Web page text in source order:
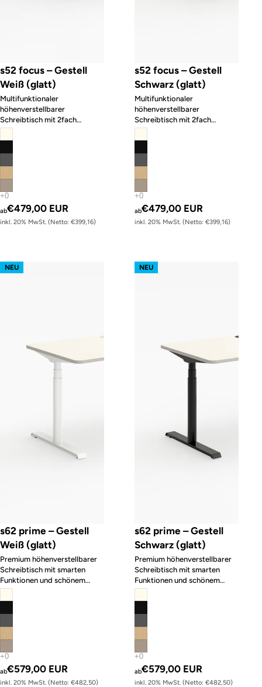
s52 focus – Gestell
Weiß (glatt)
Multifunktionaler
höhenverstellbarer
Schreibtisch mit 2fach
Memory-Funktion
ab€479,00 EUR
inkl. 20% MwSt. (Netto: €399,16)
s52 focus – Gestell
Schwarz (glatt)
Multifunktionaler
höhenverstellbarer
Schreibtisch mit 2fach
Memory-Funktion
ab€479,00 EUR
inkl. 20% MwSt. (Netto: €399,16)
s62 prime – Gestell Weiß (glatt)
NEU
s62 prime – Gestell
Weiß (glatt)
Premium höhenverstellbarer
Schreibtisch mit smarten
Funktionen und schönem
Design
ab€579,00 EUR
inkl. 20% MwSt. (Netto: €482,50)
s62 prime – Gestell Schwarz
NEU
s62 prime – Gestell
Schwarz (glatt)
Premium höhenverstellbarer
Schreibtisch mit smarten
Funktionen und schönem
Design
ab€579,00 EUR
inkl. 20% MwSt. (Netto: €482,50)